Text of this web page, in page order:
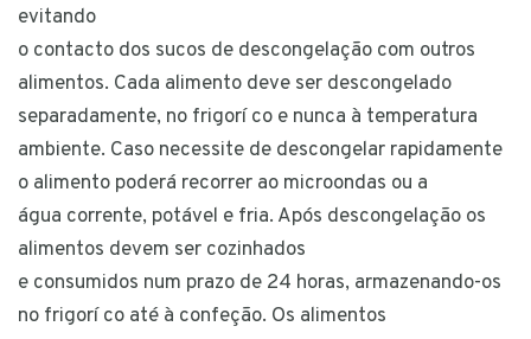
evitando
o contacto dos sucos de descongelação com outros
alimentos. Cada alimento deve ser descongelado
separadamente, no frigorí co e nunca à temperatura
ambiente. Caso necessite de descongelar rapidamente
o alimento poderá recorrer ao microondas ou a
água corrente, potável e fria. Após descongelação os
alimentos devem ser cozinhados
e consumidos num prazo de 24 horas, armazenando-os
no frigorí co até à confeção. Os alimentos